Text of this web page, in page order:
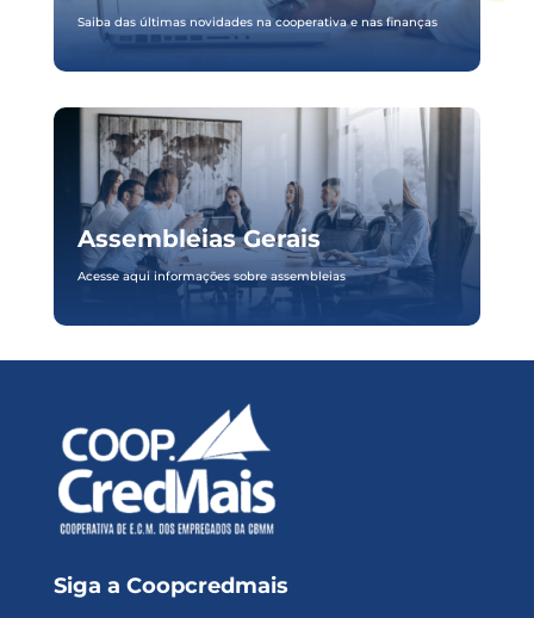
Saiba das últimas novidades na cooperativa e nas finanças
Assembleias Gerais
Acesse aqui informações sobre assembleias
Siga a Coopcredmais